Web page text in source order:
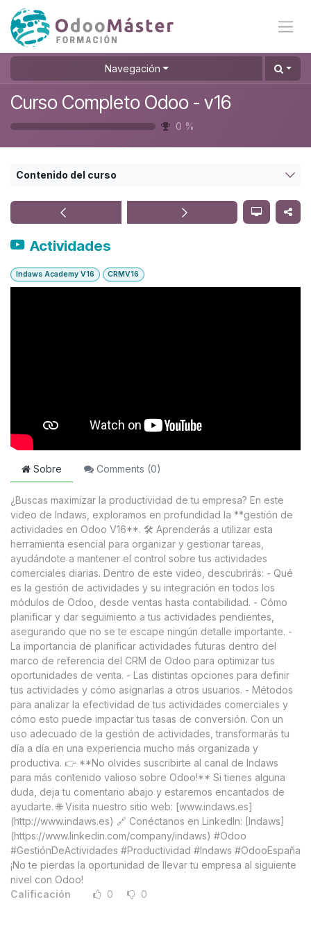
Ir al contenido
Navegación
Curso Completo Odoo - v16
0 %
Contenido del curso
Actividades
Indaws Academy V16 CRMV16
Sobre Comments (0)
¿Buscas maximizar la productividad de tu empresa? En este
video de Indaws, exploramos en profundidad la **gestión de
actividades en Odoo V16**. 🛠️ Aprenderás a utilizar esta
herramienta esencial para organizar y gestionar tareas,
ayudándote a mantener el control sobre tus actividades
comerciales diarias. Dentro de este video, descubrirás: - Qué
es la gestión de actividades y su integración en todos los
módulos de Odoo, desde ventas hasta contabilidad. - Cómo
planificar y dar seguimiento a tus actividades pendientes,
asegurando que no se te escape ningún detalle importante. -
La importancia de planificar actividades futuras dentro del
marco de referencia del CRM de Odoo para optimizar tus
oportunidades de venta. - Las distintas opciones para definir
tus actividades y cómo asignarlas a otros usuarios. - Métodos
para analizar la efectividad de tus actividades comerciales y
cómo esto puede impactar tus tasas de conversión. Con un
uso adecuado de la gestión de actividades, transformarás tu
día a día en una experiencia mucho más organizada y
productiva. 👉 **No olvides suscribirte al canal de Indaws
para más contenido valioso sobre Odoo!** Si tienes alguna
duda, deja tu comentario abajo y estaremos encantados de
ayudarte. 🌐 Visita nuestro sitio web: [www.indaws.es]
(http://www.indaws.es) 🔗 Conéctanos en LinkedIn: [Indaws]
(https://www.linkedin.com/company/indaws) #Odoo
#GestiónDeActividades #Productividad #Indaws #OdooEspaña
¡No te pierdas la oportunidad de llevar tu empresa al siguiente
nivel con Odoo!
Calificación
0 0